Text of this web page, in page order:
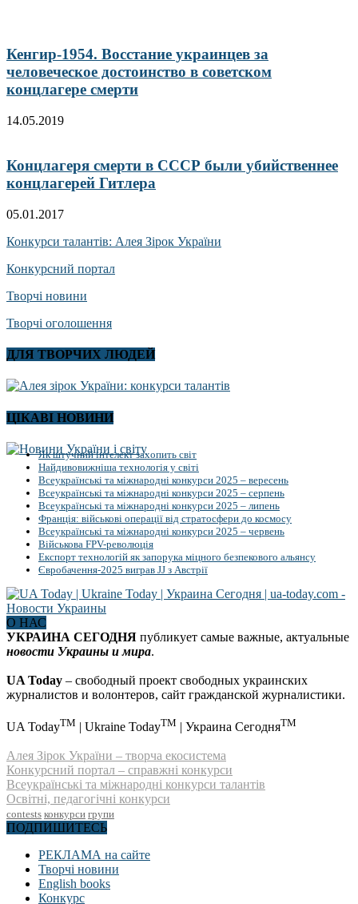
Кенгир-1954. Восстание украинцев за
человеческое достоинство в советском
концлагере смерти
14.05.2019
Концлагеря смерти в СССР были убийственнее
концлагерей Гитлера
05.01.2017
Конкурси талантів: Алея Зірок України
Конкурсний портал
Творчі новини
Творчі оголошення
ДЛЯ ТВОРЧИХ ЛЮДЕЙ
ЦІКАВІ НОВИНИ
Як штучний інтелект захопить світ
Найдивовижніша технологія у світі
Всеукраїнські та міжнародні конкурси 2025 – вересень
Всеукраїнські та міжнародні конкурси 2025 – серпень
Всеукраїнські та міжнародні конкурси 2025 – липень
Франція: військові операції від стратосфери до космосу
Всеукраїнські та міжнародні конкурси 2025 – червень
Військова FPV-революція
Експорт технологій як запорука міцного безпекового альянсу
Євробачення-2025 виграв JJ з Австрії
О НАС
УКРАИНА СЕГОДНЯ публикует самые важные, актуальные
новости Украины и мира.
UA Today – свободный проект свободных украинских
журналистов и волонтеров, сайт гражданской журналистики.
UA TodayTM | Ukraine TodayTM | Украина СегодняTM
Алея Зірок України – творча екосистема
Конкурсний портал – справжні конкурси
Всеукраїнські та міжнародні конкурси талантів
Освітні, педагогічні конкурси
contests конкурси групи
ПОДПИШИТЕСЬ
РЕКЛАМА на сайте
Творчі новини
English books
Конкурс